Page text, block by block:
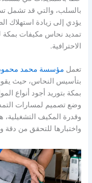
بالسلب، والتي قد تشمل
يؤدي إلى زيادة استهلاك
تمديد نحاس مكيفات بمكة
الاحترافية.
تعمل مؤسسة محمد
بتأسيس النحاس، حيث
بمكة بتوريد أجود أنواع
وضع تصميم لمسارات
وقدرة المكيف التشغيلية،
واختبارها للتحقق من دقة